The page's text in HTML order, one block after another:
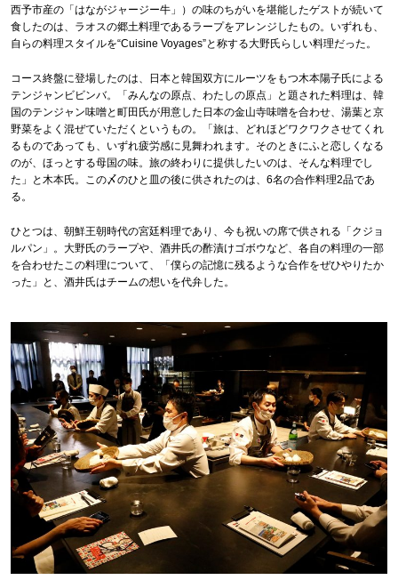
西予市産の「はながジャージー牛」）の味のちがいを堪能したゲストが続いて
食したのは、ラオスの郷土料理であるラープをアレンジしたもの。いずれも、
自らの料理スタイルを“Cuisine Voyages”と称する大野氏らしい料理だった。
コース終盤に登場したのは、日本と韓国双方にルーツをもつ木本陽子氏による
テンジャンビビンバ。「みんなの原点、わたしの原点」と題された料理は、韓
国のテンジャン味噌と町田氏が用意した日本の金山寺味噌を合わせ、湯葉と京
野菜をよく混ぜていただくというもの。「旅は、どれほどワクワクさせてくれ
るものであっても、いずれ疲労感に見舞われます。そのときにふと恋しくなる
のが、ほっとする母国の味。旅の終わりに提供したいのは、そんな料理でし
た」と木本氏。この〆のひと皿の後に供されたのは、6名の合作料理2品であ
る。
ひとつは、朝鮮王朝時代の宮廷料理であり、今も祝いの席で供される「クジョ
ルパン」。大野氏のラープや、酒井氏の酢漬けゴボウなど、各自の料理の一部
を合わせたこの料理について、「僕らの記憶に残るような合作をぜひやりたか
った」と、酒井氏はチームの想いを代弁した。